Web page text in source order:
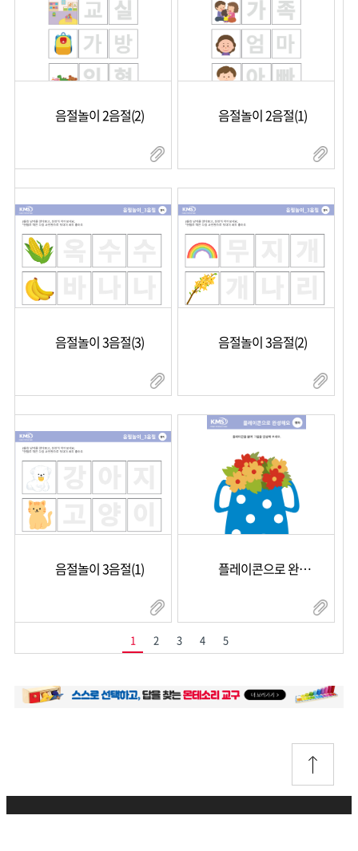
음절놀이 2음절(2) 음절놀이 2음절(1)
음절놀이 3음절(3) 음절놀이 3음절(2)
음절놀이 3음절(1) 플레이콘으로 완성해요4
1 2 3 4 5